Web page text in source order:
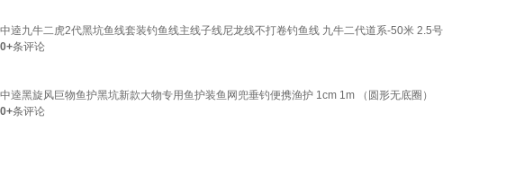
中逵九牛二虎2代黑坑鱼线套装钓鱼线主线子线尼龙线不打卷钓鱼线 九牛二代道系-50米 2.5号
0+条评论
中逵黑旋风巨物鱼护黑坑新款大物专用鱼护装鱼网兜垂钓便携渔护 1cm 1m （圆形无底圈）
0+条评论